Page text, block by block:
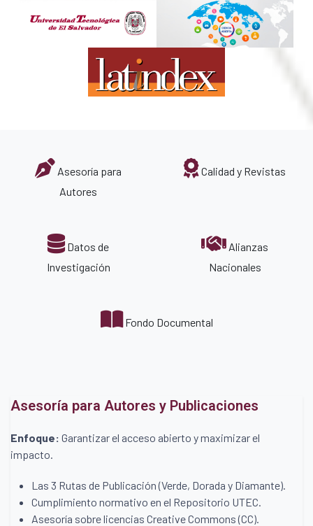
Asesoría para
Autores
Calidad y Revistas
Datos de
Investigación
Alianzas
Nacionales
Fondo Documental
Asesoría para Autores y Publicaciones
Enfoque: Garantizar el acceso abierto y maximizar el
impacto.
Las 3 Rutas de Publicación (Verde, Dorada y Diamante).
Cumplimiento normativo en el Repositorio UTEC.
Asesoría sobre licencias Creative Commons (CC).